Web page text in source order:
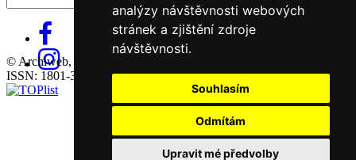
analýzy návštěvnosti webových
stránek a zjištění zdroje
návštěvnosti.
Souhlasím
Odmítám
Upravit mé předvolby
© Archiweb, s.r.o. 1997-2026
ISSN: 1801-3902